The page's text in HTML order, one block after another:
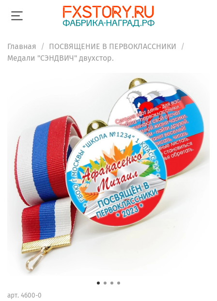
Главная
ПОСВЯЩЕНИЕ В ПЕРВОКЛАССНИКИ
Медали "СЭНДВИЧ" двухстор.
арт. 4600-0